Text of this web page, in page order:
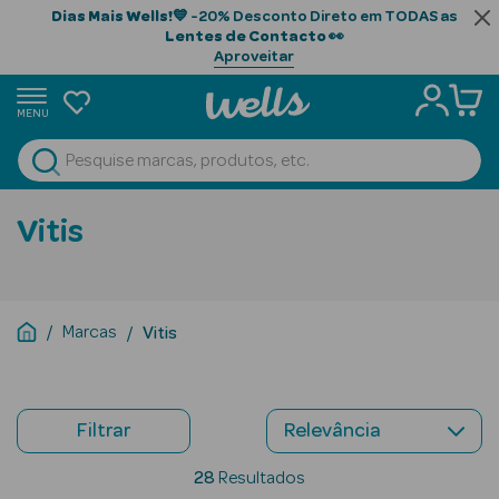
Dias Mais Wells!💙 -20% Desconto Direto em TODAS as
Lentes de Contacto👀
Aproveitar
MENU
Ver Tudo
Beauty Season
Vitis
Marcas Vitis
Filtrar
28 Resultados